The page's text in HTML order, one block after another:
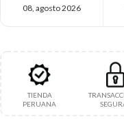
08, agosto 2026
TIENDA
PERUANA